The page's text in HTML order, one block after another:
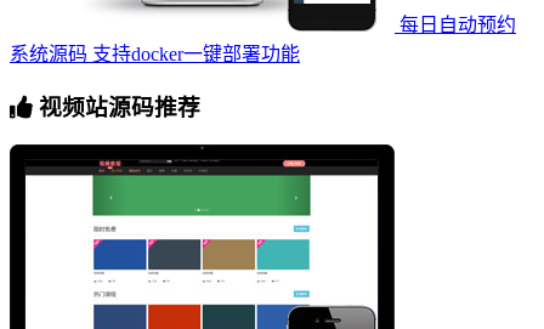
每日自动预约
系统源码 支持docker一键部署功能
视频站源码推荐